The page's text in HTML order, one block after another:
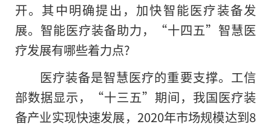
开。其中明确提出，加快智能医疗装备发
展。智能医疗装备助力，“十四五”智慧医
疗发展有哪些着力点?
医疗装备是智慧医疗的重要支撑。工信
部数据显示，“十三五”期间，我国医疗装
备产业实现快速发展，2020年市场规模达到8